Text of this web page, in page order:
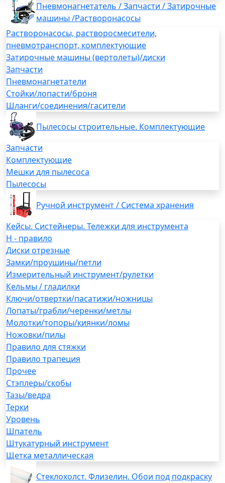
Пневмонагнетатель / Запчасти / Затирочные
машины /Растворонасосы
Растворонасосы, растворосмесители,
пневмотранспорт, комплектующие
Затирочные машины (вертолеты)/диски
Запчасти
Пневмонагнетатели
Стойки/лопасти/броня
Шланги/соединения/гасители
Пылесосы строительные. Комплектующие
Запчасти
Комплектующие
Мешки для пылесоса
Пылесосы
Ручной инструмент / Система хранения
Кейсы. Систейнеры. Тележки для инструмента
H - правило
Диски отрезные
Замки/проушины/петли
Измерительный инструмент/рулетки
Кельмы / гладилки
Ключи/отвертки/пасатижи/ножницы
Лопаты/грабли/черенки/метлы
Молотки/топоры/киянки/ломы
Ножовки/пилы
Правило для стяжки
Правило трапеция
Прочее
Стэплеры/скобы
Тазы/ведра
Терки
Уровень
Шпатель
Штукатурный инструмент
Щетка металлическая
Стеклохолст. Флизелин. Обои под подкраску